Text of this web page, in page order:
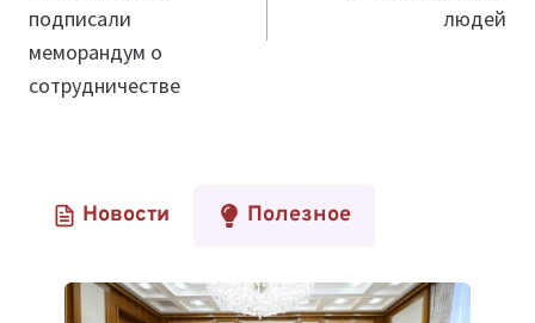
подписали
меморандум о
сотрудничестве
людей
Новости Полезное